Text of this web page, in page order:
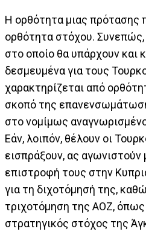
Η ορθότητα μιας πρότασης
ορθότητα στόχου. Συνεπώς,
στο οποίο θα υπάρχουν και
δεσμευμένα για τους
χαρακτηρίζεται από
σκοπό της
στο νομίμως
Εάν, λοιπόν, θέλουν οι
εισπράξουν, ας αγωνιστούν
επιστροφή τους στην
για τη διχοτόμησή της,
τριχοτόμηση της ΑΟΖ, όπως
στρατηγικός στόχος της